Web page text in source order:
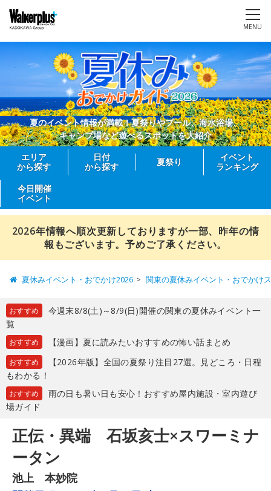
MENU
夏のイベント情報が満載！夏祭りやプール、海水浴場、
キャンプ場など遊べるスポットを大紹介
エリア
から探す
日付
から探す
夏祭り
イベント
ランキング
今日開催
イベント
2026年情報へ順次更新しておりますが一部、昨年の情
報もございます。予めご了承ください。
夏休みイベント・おでかけ2026 関東の夏休みイベント・おでかけ
おすすめ
今週末8/8(土)～8/9(日)開催の関東の夏休みイベント一
覧
おすすめ 【漫画】夏に読みたいおすすめの怖い話まとめ
おすすめ
【2026年版】全国の夏祭り注目27選。見どころ・日程
もわかる！
おすすめ
雨の日も暑い日も安心！おすすめ屋内施設・室内遊び
場ガイド
正伝・異端 石坂亥士×スワーミナ
ータン
池上 本妙院